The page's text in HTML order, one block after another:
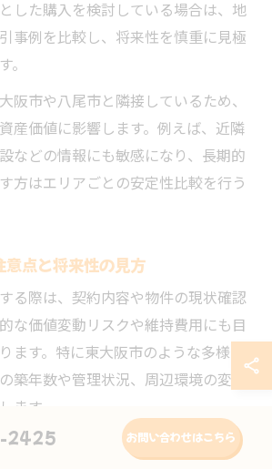
した購入を検討している場合は、地
事例を比較し、将来性を慎重に見極
阪市や八尾市と隣接しているため、
産価値に影響します。例えば、近隣
などの情報にも敏感になり、長期的
方はエリアごとの安定性比較を行う
意点と将来性の見方
る際は、契約内容や物件の現状確認
な価値変動リスクや維持費用にも目
ます。特に東大阪市のような多様な
築年数や管理状況、周辺環境の変化
す。
いマンションの場合、将来的な修繕
2425 お問い合わせはこちら